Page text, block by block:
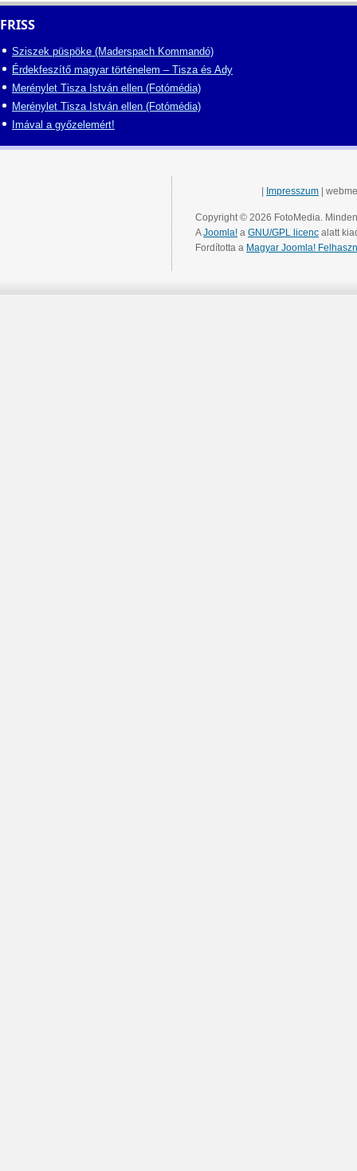
FRISS
Sziszek püspöke (Maderspach Kommandó)
Érdekfeszítő magyar történelem – Tisza és Ady
Merénylet Tisza István ellen (Fotómédia)
Merénylet Tisza István ellen (Fotómédia)
Imával a győzelemért!
Impresszum |
Copyright © 2026 FotoMedia.
AJoomla! a GNU/GPL licenc alatt
Fordította a Magyar Joomla!